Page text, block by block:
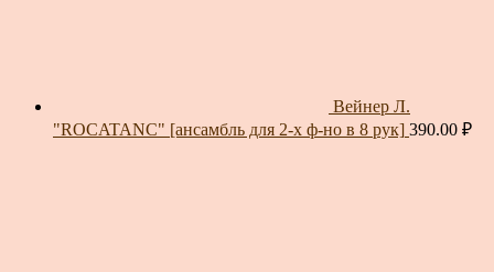
Вейнер Л.
"ROCATANC" [ансамбль для 2-х ф-но в 8 рук] 390.00 ₽